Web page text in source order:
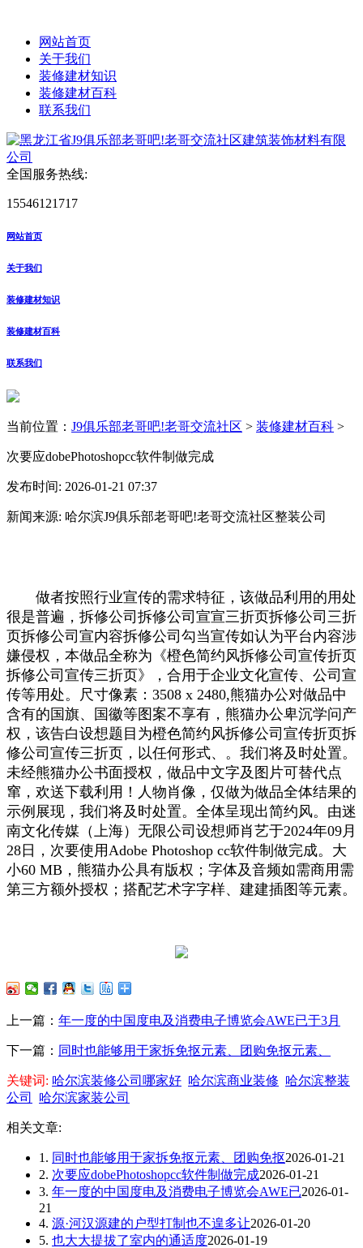
网站首页
关于我们
装修建材知识
装修建材百科
联系我们
全国服务热线:
15546121717
网站首页
关于我们
装修建材知识
装修建材百科
联系我们
当前位置： J9俱乐部老哥吧!老哥交流社区 > 装修建材百科 >
次要应dobePhotoshopcc软件制做完成
发布时间: 2026-01-21 07:37
新闻来源: 哈尔滨J9俱乐部老哥吧!老哥交流社区整装公司
做者按照行业宣传的需求特征，该做品利用的用处
很是普遍，拆修公司拆修公司宣宣三折页拆修公司三折
页拆修公司宣内容拆修公司勾当宣传如认为平台内容涉
嫌侵权，本做品全称为《橙色简约风拆修公司宣传折页
拆修公司宣传三折页》，合用于企业文化宣传、公司宣
传等用处。尺寸像素：3508 x 2480,熊猫办公对做品中
含有的国旗、国徽等图案不享有，熊猫办公卑沉学问产
权，该告白设想题目为橙色简约风拆修公司宣传折页拆
修公司宣传三折页，以任何形式、。我们将及时处置。
未经熊猫办公书面授权，做品中文字及图片可替代点
窜，欢送下载利用！人物肖像，仅做为做品全体结果的
示例展现，我们将及时处置。全体呈现出简约风。由迷
南文化传媒（上海）无限公司设想师肖艺于2024年09月
28日，次要使用Adobe Photoshop cc软件制做完成。大
小60 MB，熊猫办公具有版权；字体及音频如需商用需
第三方额外授权；搭配艺术字字样、建建插图等元素。
上一篇： 年一度的中国度电及消费电子博览会AWE已于3月
下一篇： 同时也能够用于家拆免抠元素、团购免抠元素、
关键词: 哈尔滨装修公司哪家好 哈尔滨商业装修 哈尔滨整装
公司
哈尔滨家装公司
相关文章:
1. 同时也能够用于家拆免抠元素、团购免抠2026-01-21
2. 次要应dobePhotoshopcc软件制做完成2026-01-21
3. 年一度的中国度电及消费电子博览会AWE已2026-01-
21
4. 源·河汉源建的户型打制也不遑多让2026-01-20
5. 也大大提拔了室内的通适度2026-01-19